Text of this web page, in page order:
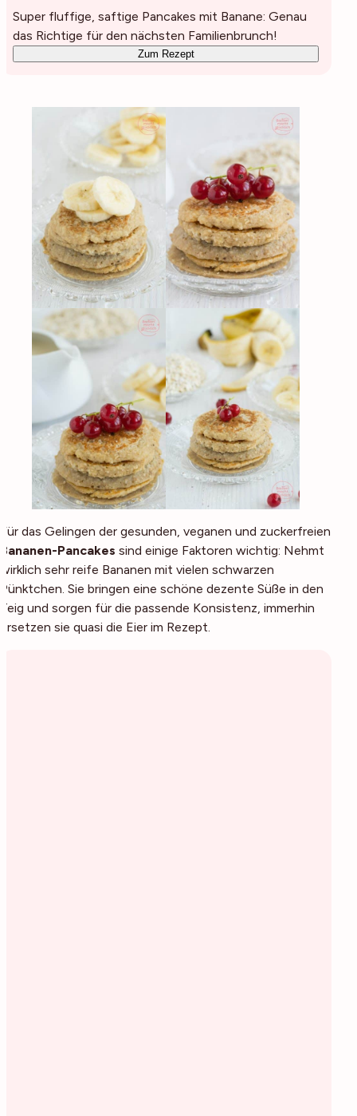
Super fluffige, saftige Pancakes mit Banane: Genau
das Richtige für den nächsten Familienbrunch!
Zum Rezept
Für das Gelingen der gesunden, veganen und zuckerfreien
Bananen-Pancakes sind einige Faktoren wichtig: Nehmt
wirklich sehr reife Bananen mit vielen schwarzen
Pünktchen. Sie bringen eine schöne dezente Süße in den
Teig und sorgen für die passende Konsistenz, immerhin
ersetzen sie quasi die Eier im Rezept.